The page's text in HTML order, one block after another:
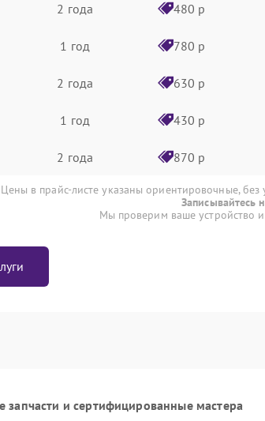
2 года 480 р
1 год 780 р
2 года 630 р
1 год 430 р
2 года 870 р
Цены в прайс-листе указаны ориентировочные, без
Записывайтесь
Мы проверим ваше устройство
запчасти и сертифицированные мастера